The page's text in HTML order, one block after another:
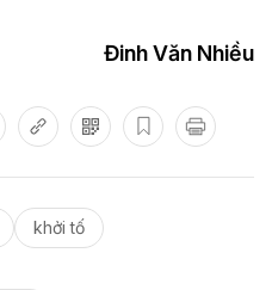
Đinh Văn Nhiều
khởi tố